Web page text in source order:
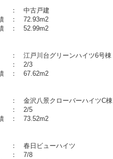
中古戸建
72.93m2
： 52.99m2
川台グリーンハイツ6号棟
2/3
67.62m2
金沢八景クローバーハイツC棟
2/5
73.52m2
日ビューハイツ
7/8